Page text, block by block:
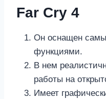
Far Cry 4
Он оснащен
функциями.
В нем
работы на
Имеет